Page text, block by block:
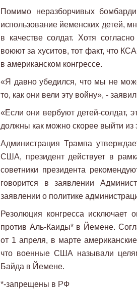
Помимо неразборчивых
использование йеменских детей,
в качестве солдат. Хотя
воюют за хуситов, тот факт, что
в американском конгрессе.
«Я давно убедился, что мы не
то, как они вели эту войну», -
«Если они вербуют детей-солдат,
должны как можно скорее выйти из
Администрация Трампа
США, президент действует в
советники президента
говорится в заявлении
заявлении о политике
Резолюция конгресса исключает
против Аль-Каиды* в Йемене.
от 1 апреля, в марте
что военные США называли
Байда в Йемене.
*-запрещены в РФ